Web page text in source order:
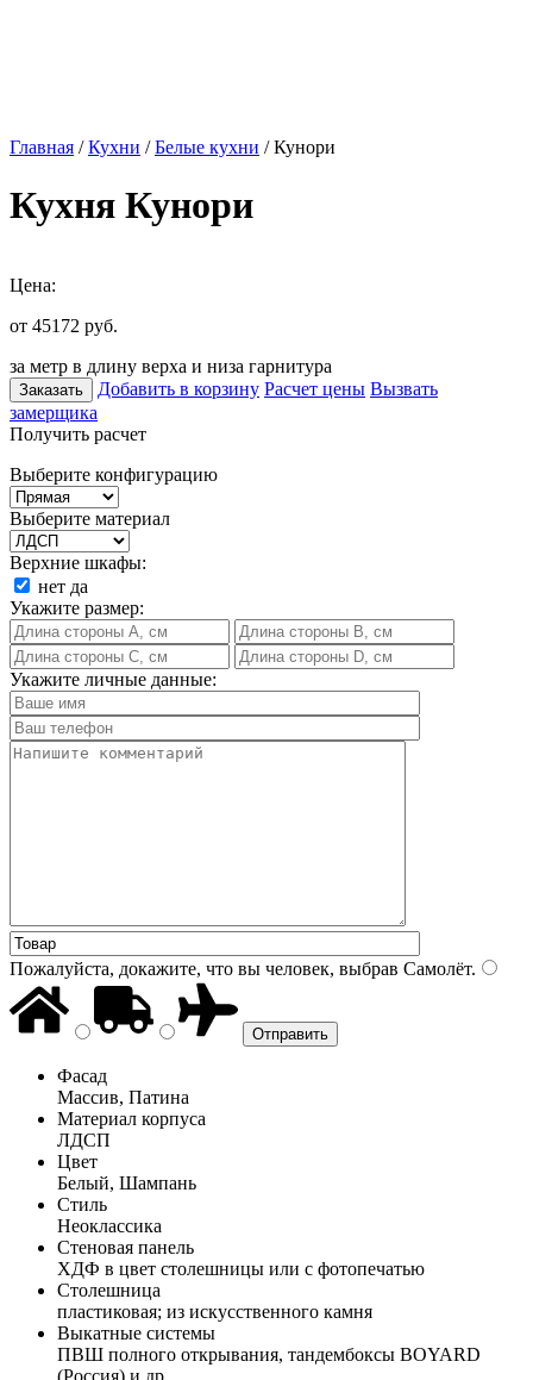
Главная /Кухни /Белые кухни / Кунори
Кухня Кунори
Цена:
от 45172 руб.
за метр в длину верха и низа гарнитура
Заказать Добавить в корзину Расчет цены Вызвать
замерщика
Получить расчет
Выберите конфигурацию
Выберите материал
Верхние шкафы:
нет да
Укажите размер:
Укажите личные данные:
Пожалуйста, докажите, что вы человек, выбрав Самолёт.
Фасад
Массив, Патина
Материал корпуса
ЛДСП
Цвет
Белый, Шампань
Стиль
Неоклассика
Стеновая панель
ХДФ в цвет столешницы или с фотопечатью
Столешница
пластиковая; из искусственного камня
Выкатные системы
ПВШ полного открывания, тандембоксы BOYARD
(Россия) и др.